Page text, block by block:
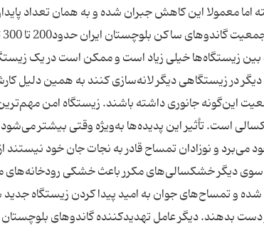
معمولا این کاهش جبران شده و به همان تعداد
در زیستگاهی دیگر لانه‌سازی‌ کنند به همین دلیل
این‌گونه جانوری داشته باشند. زیستگاه امن
است. تأثیر این پدیده‌ها به‌ویژه وقتی بیشتر
خود می‌برد و نوزادان تمساح قادر به نجات جان خود
دیگر خشکسالی‌های مکرر باعث خشکی
شده و تمساح‌های جوان به امید پیدا کردن زیستگاه
دست بدهند. دیگر عامل تهدید‌کننده گاندوهای